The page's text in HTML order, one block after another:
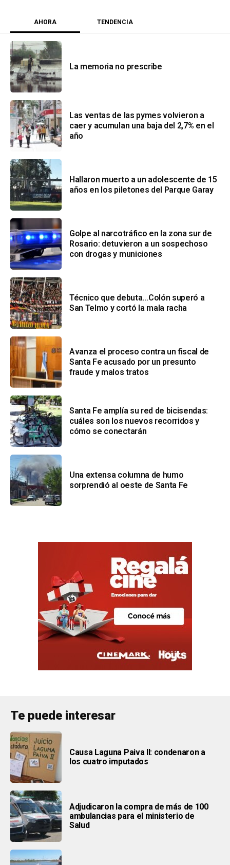
AHORA TENDENCIA
La memoria no prescribe
Las ventas de las pymes volvieron a
caer y acumulan una baja del 2,7% en el
año
Hallaron muerto a un adolescente de 15
años en los piletones del Parque Garay
Golpe al narcotráfico en la zona sur de
Rosario: detuvieron a un sospechoso
con drogas y municiones
Técnico que debuta…Colón superó a
San Telmo y cortó la mala racha
Avanza el proceso contra un fiscal de
Santa Fe acusado por un presunto
fraude y malos tratos
Santa Fe amplía su red de bicisendas:
cuáles son los nuevos recorridos y
cómo se conectarán
Una extensa columna de humo
sorprendió al oeste de Santa Fe
Te puede interesar
Causa Laguna Paiva II: condenaron a
los cuatro imputados
Adjudicaron la compra de más de 100
ambulancias para el ministerio de
Salud